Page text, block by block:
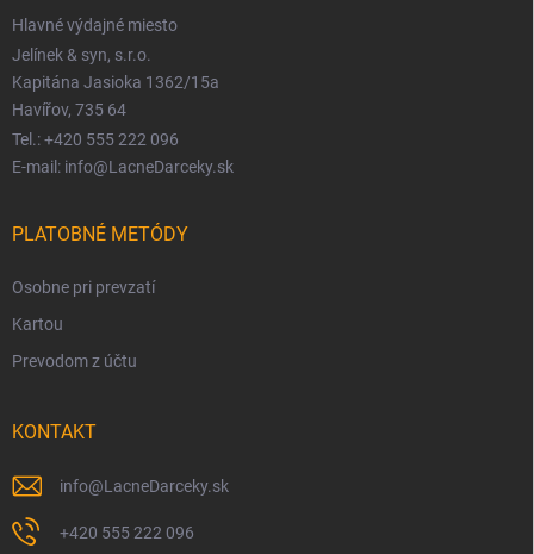
Hlavné výdajné miesto
Jelínek & syn, s.r.o.
Kapitána Jasioka 1362/15a
Havířov, 735 64
Tel.: +420 555 222 096
E-mail: info@LacneDarceky.sk
PLATOBNÉ METÓDY
Osobne pri prevzatí
Kartou
Prevodom z účtu
KONTAKT
info@LacneDarceky.sk
+420 555 222 096